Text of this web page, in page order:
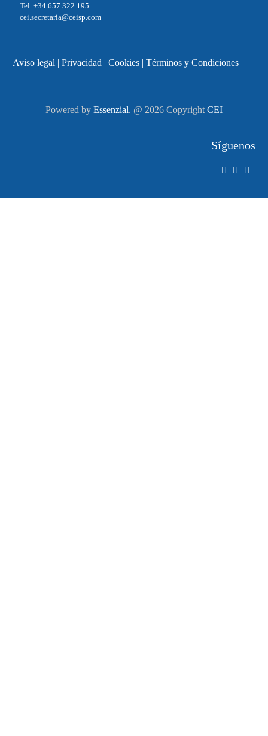
Tel. +34 657 322 195
cei.secretaria@ceisp.com
Aviso legal | Privacidad | Cookies| Términos y Condiciones
Powered by Essenzial. @ 2026 Copyright CEI
Síguenos